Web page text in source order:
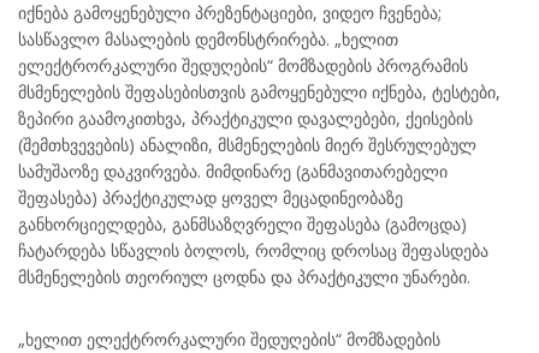
იქნება გამოყენებული პრეზენტაციები, ვიდეო ჩვენება;
სასწავლო მასალების დემონსტრირება. „ხელით
ელექტრორკალური შედუღების“ მომზადების პროგრამის
მსმენელების შეფასებისთვის გამოყენებული იქნება, ტესტები,
ზეპირი გაამოკითხვა, პრაქტიკული დავალებები, ქეისების
(შემთხვევების) ანალიზი, მსმენელების მიერ შესრულებულ
სამუშაოზე დაკვირვება. მიმდინარე (განმავითარებელი
შეფასება) პრაქტიკულად ყოველ მეცადინეობაზე
განხორციელდება, განმსაზღვრელი შეფასება (გამოცდა)
ჩატარდება სწავლის ბოლოს, რომლიც დროსაც შეფასდება
მსმენელების თეორიულ ცოდნა და პრაქტიკული უნარები.
„ხელით ელექტრორკალური შედუღების“ მომზადების